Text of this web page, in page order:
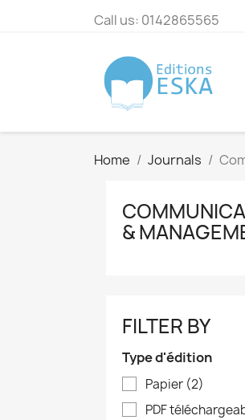
Call us: 0142865565
Home Journals
&
FILTER BY
Type d'édition
Papier (2)
PDF